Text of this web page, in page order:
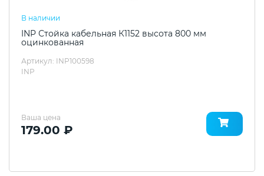
В наличии
INP Стойка кабельная К1152 высота 800 мм
оцинкованная
Артикул: INP100598
INP
Ваша цена
179.00 ₽